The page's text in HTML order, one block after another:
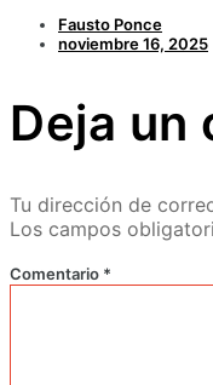
Fausto Ponce
noviembre 16, 2025
Deja un
Tu dirección de
Los campos
Comentario *